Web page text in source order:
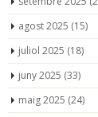
agost 2025 (15)
juliol 2025 (18)
juny 2025 (33)
maig 2025 (24)